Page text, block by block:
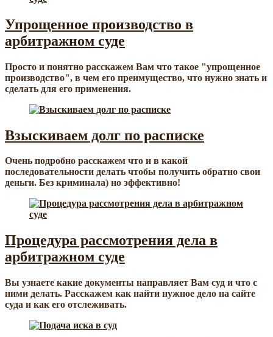
Упрощенное производство в
арбитражном суде
Просто и понятно расскажем Вам что такое "упрощенное
производство", в чем его преимущество, что нужно знать и
сделать для его применения.
Взыскиваем долг по расписке
Очень подробно расскажем что и в какой
последовательности делать чтобы получить обратно свои
деньги. Без криминала) но эффективно!
Процедура рассмотрения дела в
арбитражном суде
Вы узнаете какие документы направляет Вам суд и что с
ними делать. Расскажем как найти нужное дело на сайте
суда и как его отслеживать.